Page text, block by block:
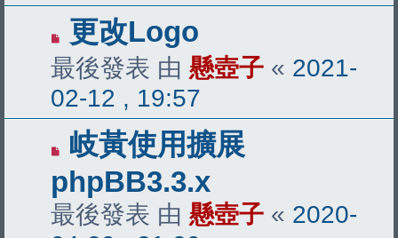
更改Logo
最後發表 由 懸壺子 « 2021-
02-12 , 19:57
岐黃使用擴展
phpBB3.3.x
最後發表 由 懸壺子 « 2020-